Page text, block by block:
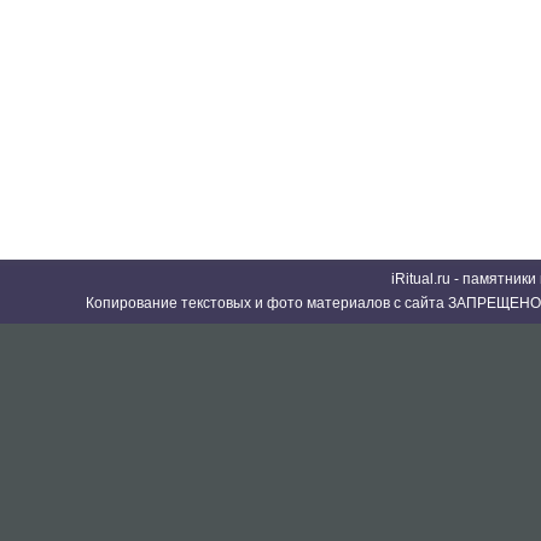
iRitual.ru -
Копирование текстовых и фото материалов с сайта